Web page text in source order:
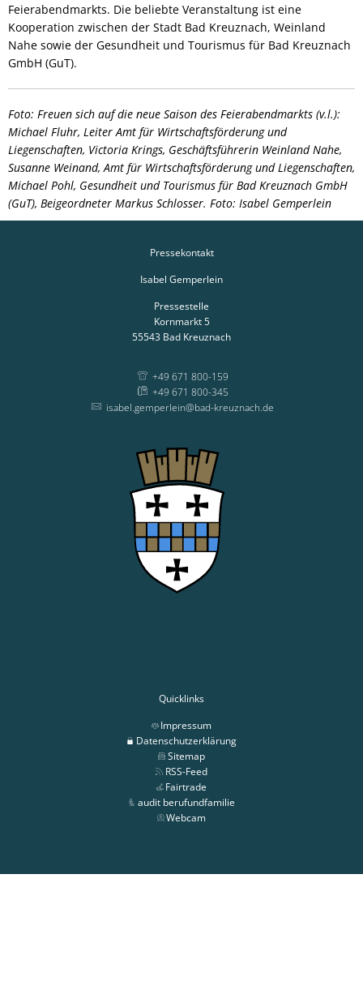
Feierabendmarkts. Die beliebte Veranstaltung ist eine
Kooperation zwischen der Stadt Bad Kreuznach, Weinland
Nahe sowie der Gesundheit und Tourismus für Bad Kreuznach
GmbH (GuT).
Foto: Freuen sich auf die neue Saison des Feierabendmarkts (v.l.):
Michael Fluhr, Leiter Amt für Wirtschaftsförderung und
Liegenschaften, Victoria Krings, Geschäftsführerin Weinland Nahe,
Susanne Weinand, Amt für Wirtschaftsförderung und Liegenschaften,
Michael Pohl, Gesundheit und Tourismus für Bad Kreuznach GmbH
(GuT), Beigeordneter Markus Schlosser. Foto: Isabel Gemperlein
Pressekontakt
Isabel Gemperlein
Pressestelle
Kornmarkt 5
55543 Bad Kreuznach
+49 671 800-159
+49 671 800-345
isabel.gemperlein@bad-kreuznach.de
Quicklinks
Impressum
Datenschutzerklärung
Sitemap
RSS-Feed
Fairtrade
audit berufundfamilie
Webcam